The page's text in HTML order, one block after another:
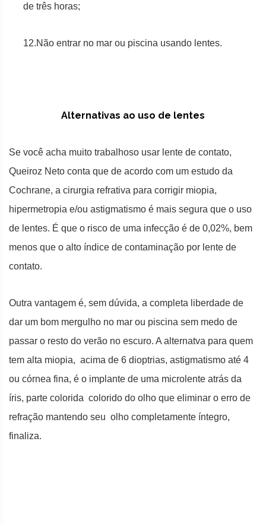
de três horas;
12.Não entrar no mar ou piscina usando lentes.
Alternativas ao uso de lentes
Se você acha muito trabalhoso usar lente de contato,
Queiroz Neto conta que de acordo com um estudo da
Cochrane, a cirurgia refrativa para corrigir miopia,
hipermetropia e/ou astigmatismo é mais segura que o uso
de lentes. É que o risco de uma infecção é de 0,02%, bem
menos que o alto índice de contaminação por lente de
contato.
Outra vantagem é, sem dúvida, a completa liberdade de
dar um bom mergulho no mar ou piscina sem medo de
passar o resto do verão no escuro. A alternatva para quem
tem alta miopia, acima de 6 dioptrias, astigmatismo até 4
ou córnea fina, é o implante de uma microlente atrás da
íris, parte colorida colorido do olho que eliminar o erro de
refração mantendo seu olho completamente íntegro,
finaliza.